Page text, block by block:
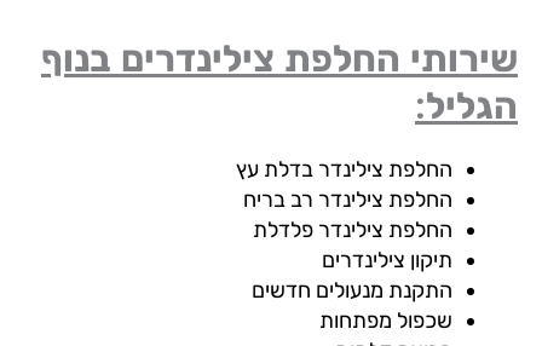
החלפת צילינדרים בנוף
החלפת צילינדר בדלת עץ
החלפת צילינדר רב בריח
החלפת צילינדר פלדלת
תיקון צילינדרים
התקנת מנעולים חדשים
שכפול מפתחות